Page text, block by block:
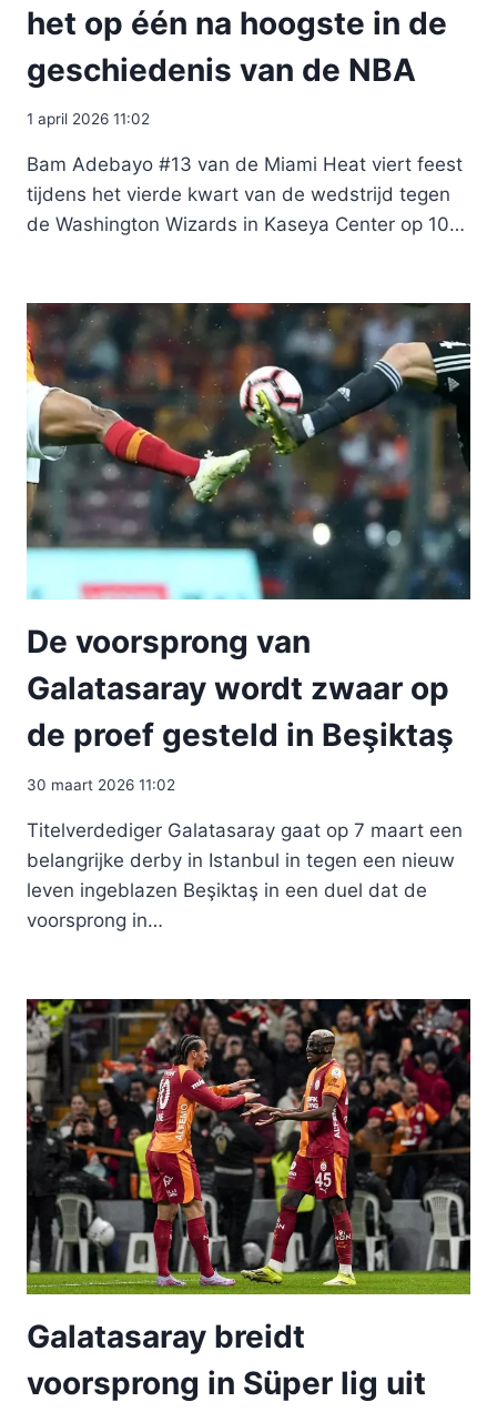
het op één na hoogste in de
geschiedenis van de NBA
1 april 2026 11:02
Bam Adebayo #13 van de Miami Heat viert feest
tijdens het vierde kwart van de wedstrijd tegen
de Washington Wizards in Kaseya Center op 10…
De voorsprong van
Galatasaray wordt zwaar op
de proef gesteld in Beşiktaş
30 maart 2026 11:02
Titelverdediger Galatasaray gaat op 7 maart een
belangrijke derby in Istanbul in tegen een nieuw
leven ingeblazen Beşiktaş in een duel dat de
voorsprong in…
Galatasaray breidt
voorsprong in Süper lig uit